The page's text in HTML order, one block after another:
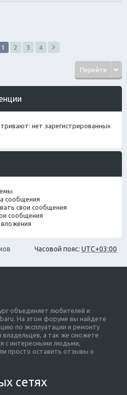
1 2 3 4
Перейти
нет зарегистрированных
сообщения
свои сообщения
сообщения
Часовой пояс: UTC+03:00
объединяет любителей и
На этом форуме вы найдете
по эксплуатации и ремонту
а так же сможете
с интересными людьми,
просто оставить отзывы о
сетях